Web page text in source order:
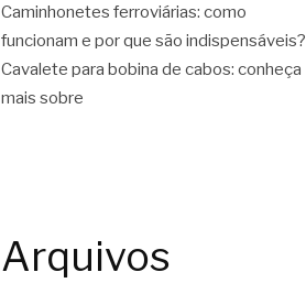
Caminhonetes ferroviárias: como
funcionam e por que são indispensáveis?
Cavalete para bobina de cabos: conheça
mais sobre
Arquivos